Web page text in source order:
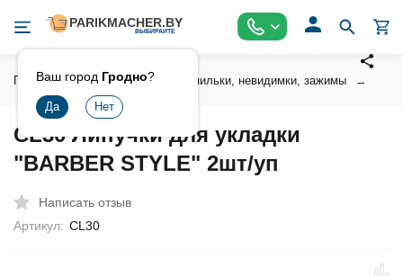
Ваш город Гродно?
Главная Аксессуары Шпильки, невидимки, зажимы
CL30 Липучки для укладки
"BARBER STYLE" 2шт/уп
Написать отзыв
Артикул: CL30